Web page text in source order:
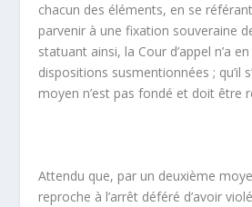
chacun des éléments, en se
parvenir à une fixation souveraine
statuant ainsi, la Cour d’appel n’a
dispositions susmentionnées ; qu’il
moyen n’est pas fondé et doit être
Attendu que, par un deuxième
reproche à l’arrêt déféré d’avoir